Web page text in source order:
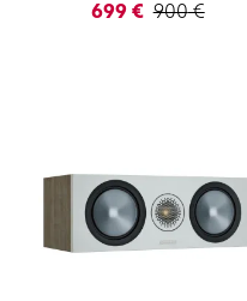
699€ 900€